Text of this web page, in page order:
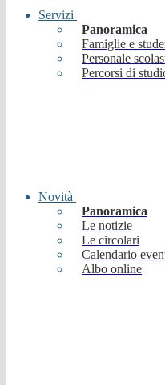
Servizi
Panoramica
Famiglie e
Personale
Percorsi di
Novità
Panoramica
Le notizie
Le circolari
Calendario
Albo online